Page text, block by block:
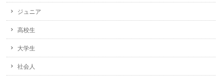
ジュニア
高校生
大学生
社会人